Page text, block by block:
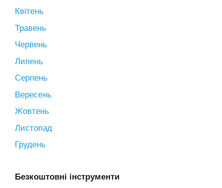
Квітень
Травень
Червень
Липень
Серпень
Вересень
Жовтень
Листопад
Грудень
Безкоштовні інструменти